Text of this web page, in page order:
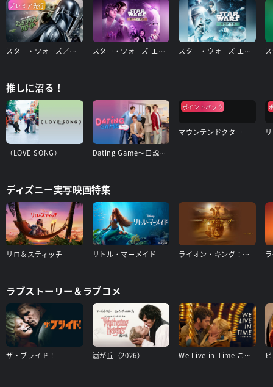
プレミア先行
スター・ウォーズ／マンダロリアン・アンド・グローグー スター・ウォーズ エピソード4/新たなる希望 スター・ウォーズ エピソード5/帝国の逆襲
推しに沼る！
（LOVE SONG） Dating Game〜口説いてもいいですか、ボス!?〜
ポイントバック
マウンテンドクター
ディズニー実写映画特集
リロ＆スティッチ リトル・マーメイド ライオン・キング：ムファサ
ラブストーリー＆ラブコメ
ザ・ブライド！ 嵐が丘（2026） We Live in Time この時を生きて